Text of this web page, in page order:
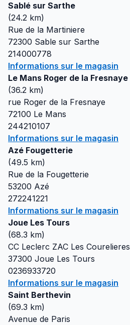
Sablé sur Sarthe
(24.2 km)
Rue de la Martiniere
72300 Sable sur Sarthe
214000778
Informations sur le magasin
Le Mans Roger de la Fresnaye
(36.2 km)
rue Roger de la Fresnaye
72100 Le Mans
244210107
Informations sur le magasin
Azé Fougetterie
(49.5 km)
Rue de la Fougetterie
53200 Azé
272241221
Informations sur le magasin
Joue Les Tours
(68.3 km)
CC Leclerc ZAC Les Courelieres
37300 Joue Les Tours
0236933720
Informations sur le magasin
Saint Berthevin
(69.3 km)
Avenue de Paris